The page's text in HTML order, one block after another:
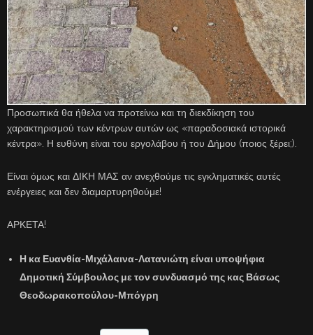
Προσωπικά θα ήθελα να προτείνω και τη διεκδίκηση του
χαρακτηρισμού των κέντρων αυτών ως «παραδοσιακά ιστορικά
κέντρα». Η ευθύνη είναι του εργολάβου ή του Δήμου (ποιος ξέρει;).
Είναι όμως και ΔΙΚΗ ΜΑΣ αν ανεχθούμε τις εγκληματικές αυτές
ενέργειες και δεν διαμαρτυρηθούμε!
ΑΡΚΕΤΑ!
Η κα Ευανθία-Μιχάλαινα-Λατανιώτη είναι υποψήφια
Δημοτική Σύμβουλος με τον συνδυασμό της κας Βάσως
Θεοδωρακοπούλου-Μπόγρη